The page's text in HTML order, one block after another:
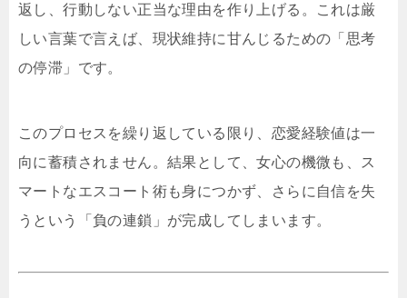
返し、行動しない正当な理由を作り上げる。これは厳
しい言葉で言えば、現状維持に甘んじるための「思考
の停滞」です。
このプロセスを繰り返している限り、恋愛経験値は一
向に蓄積されません。結果として、女心の機微も、ス
マートなエスコート術も身につかず、さらに自信を失
うという「負の連鎖」が完成してしまいます。